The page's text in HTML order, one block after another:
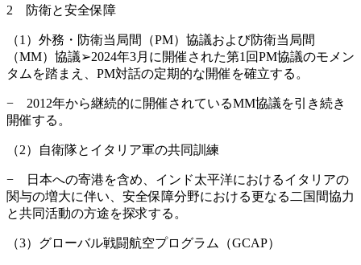
2 防衛と安全保障
（1）外務・防衛当局間（PM）協議および防衛当局間
（MM）協議➢2024年3月に開催された第1回PM協議のモメン
タムを踏まえ、PM対話の定期的な開催を確立する。
− 2012年から継続的に開催されているMM協議を引き続き
開催する。
（2）自衛隊とイタリア軍の共同訓練
− 日本への寄港を含め、インド太平洋におけるイタリアの
関与の増大に伴い、安全保障分野における更なる二国間協力
と共同活動の方途を探求する。
（3）グローバル戦闘航空プログラム（GCAP）